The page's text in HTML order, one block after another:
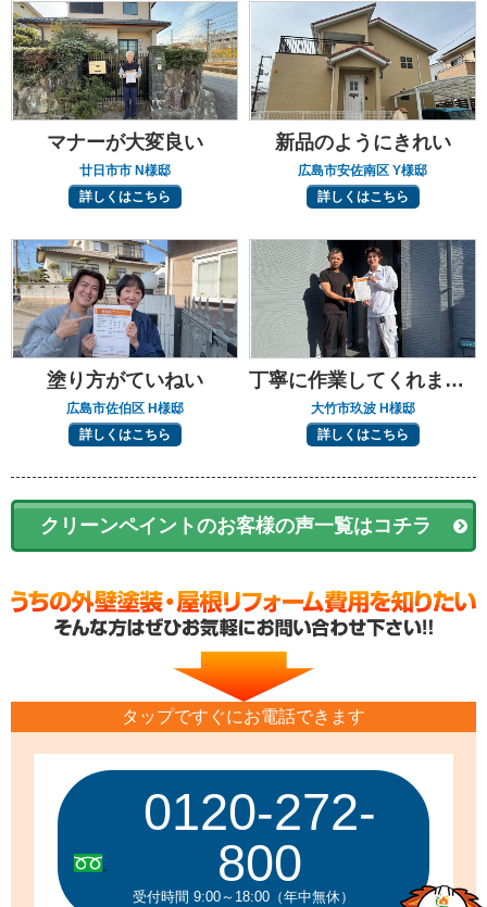
マナーが大変良い
廿日市市 N様邸
詳しくはこちら
新品のようにきれい
広島市安佐南区 Y様邸
詳しくはこちら
塗り方がていねい
広島市佐伯区 H様邸
詳しくはこちら
丁寧に作業してくれました
大竹市玖波 H様邸
詳しくはこちら
クリーンペイントのお客様の声一覧はコチラ
タップですぐにお電話できます
0120-272-
800
受付時間 9:00～18:00（年中無休）